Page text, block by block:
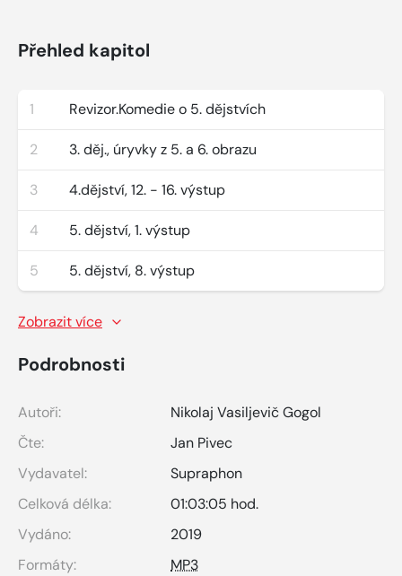
Přehled kapitol
1 Revizor.Komedie o 5. dějstvích
2 3. děj., úryvky z 5. a 6. obrazu
3 4.dějství, 12. - 16. výstup
4 5. dějství, 1. výstup
5 5. dějství, 8. výstup
Zobrazit více
Podrobnosti
Autoři:
Nikolaj Vasiljevič Gogol
Čte:
Jan Pivec
Vydavatel:
Supraphon
Celková délka:
01:03:05 hod.
Vydáno:
2019
Formáty:
MP3